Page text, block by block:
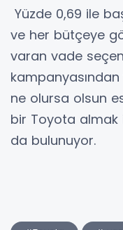
Yüzde 0,69 ile
ve her bütçeye
varan vade
ne olursa olsun
bir Toyota almak
da bulunuyor.